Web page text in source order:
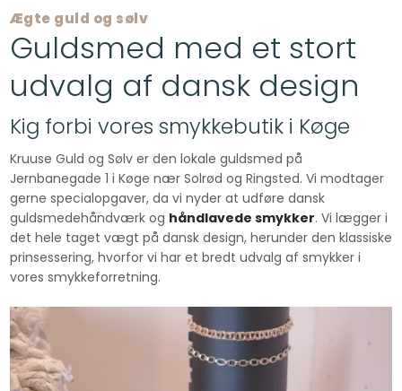
​Ægte guld og sølv
Guldsmed med et stort
udvalg af dansk design​
Kig forbi vores smykkebutik i Køge
Kruuse Guld og Sølv er den lokale guldsmed på
Jernbanegade 1 i Køge nær Solrød og Ringsted. Vi modtager
gerne specialopgaver, da vi nyder at udføre dansk
guldsmedehåndværk og håndlavede smykker. Vi lægger i
det hele taget vægt på dansk design, herunder den klassiske
prinsessering, hvorfor vi har et bredt udvalg af smykker i
vores smykkeforretning.